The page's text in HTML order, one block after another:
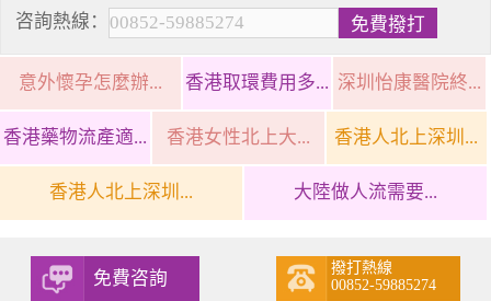
咨詢熱線：
意外懷孕怎麼辦... 香港取環費用多... 深圳怡康醫院終...
香港藥物流產適... 香港女性北上大... 香港人北上深圳...
香港人北上深圳... 大陸做人流需要...
免費咨詢
撥打熱線
00852-59885274